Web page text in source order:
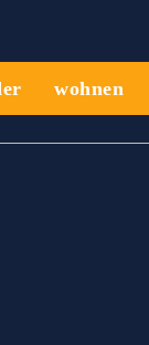
wohnen